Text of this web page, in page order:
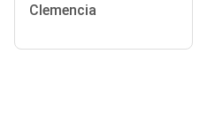
Clemencia